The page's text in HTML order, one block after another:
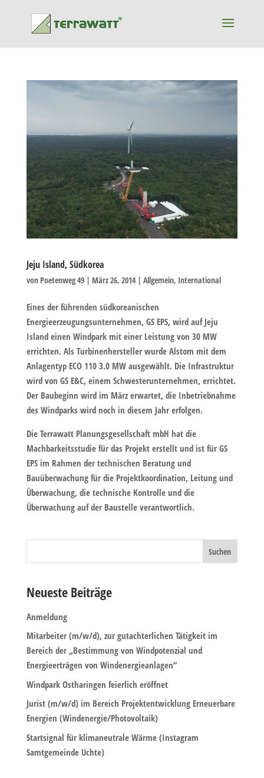
Jeju Island, Südkorea
von Poetenweg 49| März 26, 2014| Allgemein, International
Eines der führenden südkoreanischen
Energieerzeugungsunternehmen, GS EPS, wird auf Jeju
Island einen Windpark mit einer Leistung von 30 MW
errichten. Als Turbinenhersteller wurde Alstom mit dem
Anlagentyp ECO 110 3.0 MW ausgewählt. Die Infrastruktur
wird von GS E&C, einem Schwesterunternehmen, errichtet.
Der Baubeginn wird im März erwartet, die Inbetriebnahme
des Windparks wird noch in diesem Jahr erfolgen.
Die Terrawatt Planungsgesellschaft mbH hat die
Machbarkeitsstudie für das Projekt erstellt und ist für GS
EPS im Rahmen der technischen Beratung und
Bauüberwachung für die Projektkoordination, Leitung und
Überwachung, die technische Kontrolle und die
Überwachung auf der Baustelle verantwortlich.
Neueste Beiträge
Anmeldung
Mitarbeiter (m/w/d), zur gutachterlichen Tätigkeit im
Bereich der „Bestimmung von Windpotenzial und
Energieerträgen von Windenergieanlagen“
Windpark Ostharingen feierlich eröffnet
Jurist (m/w/d) im Bereich Projektentwicklung Erneuerbare
Energien (Windenergie/Photovoltaik)
Startsignal für klimaneutrale Wärme (Instagram
Samtgemeinde Uchte)